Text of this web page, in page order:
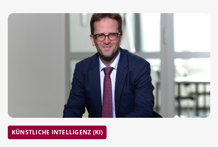
KÜNSTLICHE INTELLIGENZ (KI)